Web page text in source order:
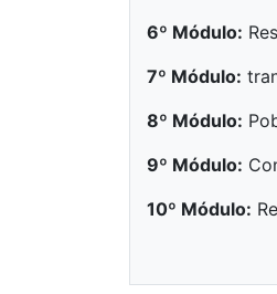
6º Módulo:
7º Módulo:
8º Módulo:
9º Módulo:
10º Módulo: